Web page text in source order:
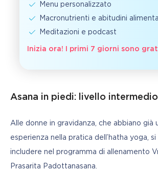
Menu personalizzato
Macronutrienti e abitudini
Meditazioni e podcast
Inizia ora! I primi 7 giorni sono
Asana in piedi: livello intermedio
Alle donne in gravidanza, che abbiano già
esperienza nella pratica dell’hatha yoga, si
includere nel programma di allenamento
Prasarita Padottanasana.